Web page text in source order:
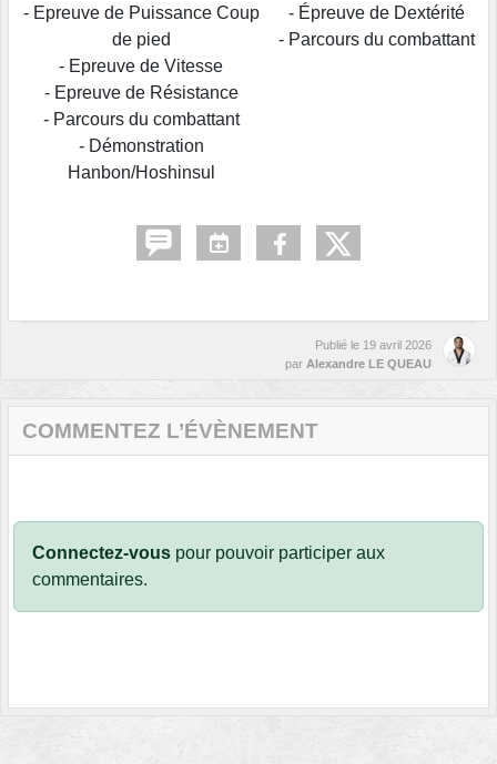
- Epreuve de Puissance Coup
de pied
- Epreuve de Vitesse
- Epreuve de Résistance
- Parcours du combattant
- Démonstration
Hanbon/Hoshinsul
- Épreuve de Dextérité
- Parcours du combattant
Publié le 19 avril 2026
par Alexandre LE QUEAU
COMMENTEZ L’ÉVÈNEMENT
Connectez-vous pour pouvoir participer aux
commentaires.